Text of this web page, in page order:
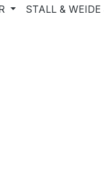
STALL &